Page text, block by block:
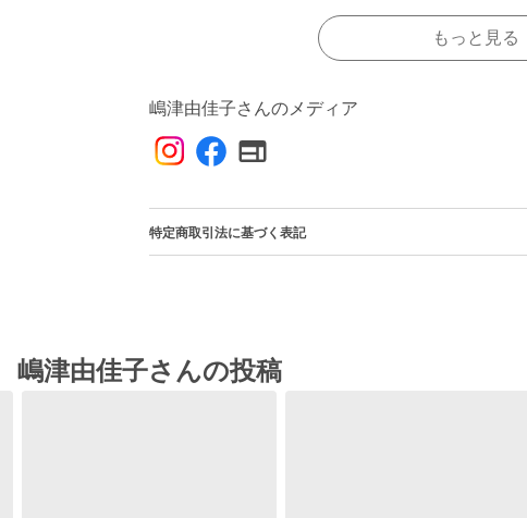
もっと見る
嶋津由佳子さんのメディア
特定商取引法に基づく表記
嶋津由佳子さんの投稿